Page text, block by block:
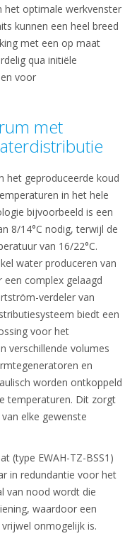
het optimale werkvenster
kunnen een heel breed
met een op maat
qua initiële
voor
met
het geproduceerde koud
in het hele
bijvoorbeeld is een
8/14°C nodig, terwijl de
van 16/22°C.
water produceren van
een complex gelaagd
verdeler van
biedt een
voor het
verschillende volumes
en
worden ontkoppeld
temperaturen. Dit zorgt
elke gewenste
(type EWAH-TZ-BSS1)
in redundantie voor het
van nood wordt die
waardoor een
onmogelijk is.